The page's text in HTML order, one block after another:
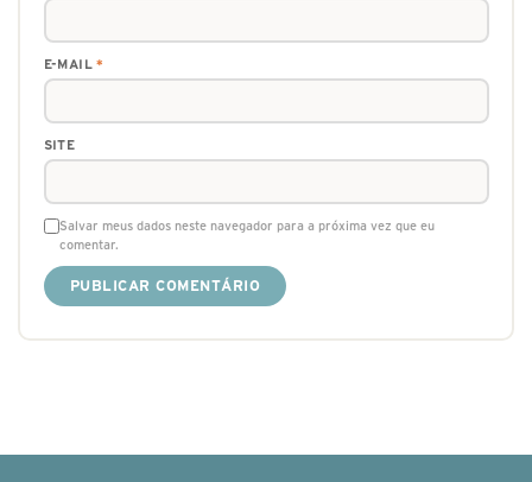
E-MAIL*
SITE
Salvar meus dados neste navegador para a próxima vez que eu
comentar.